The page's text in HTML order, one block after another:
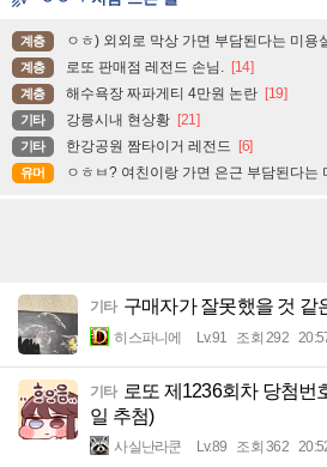
계층 ㅇㅎ) 외외로 막상 가면 부담된다는 미용
계층 로또 판매점 레전드 손님. [14]
계층 해수욕장 짜파게티 4만원 논란 [19]
기타 강릉시내 현상황 [21]
기타 한강공원 짬타이거 레전드 [6]
유머 ㅇㅎㅂ? 여친이랑 가면 은근 부담된다는
기타 구매자가 잘못했을 것 같
히스파니에 Lv.91 조회 292
기타 로또 제1236회차 당첨번
일 추첨)
사실난라쿤 Lv.89 조회 362